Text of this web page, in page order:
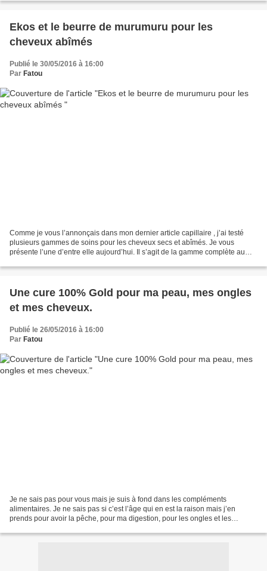
Ekos et le beurre de murumuru pour les
cheveux abîmés
Publié le 30/05/2016 à 16:00
Par Fatou
Comme je vous l’annonçais dans mon dernier article capillaire , j’ai testé
plusieurs gammes de soins pour les cheveux secs et abîmés. Je vous
présente l’une d’entre elle aujourd’hui. Il s’agit de la gamme complète au
Une cure 100% Gold pour ma peau, mes ongles
et mes cheveux.
Publié le 26/05/2016 à 16:00
Par Fatou
Je ne sais pas pour vous mais je suis à fond dans les compléments
alimentaires. Je ne sais pas si c’est l’âge qui en est la raison mais j’en
prends pour avoir la pêche, pour ma digestion, pour les ongles et les